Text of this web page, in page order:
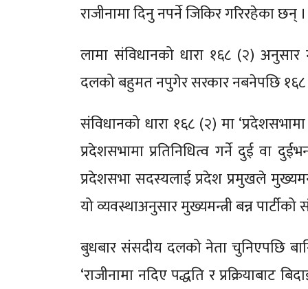
राजीनामा दिनु नपर्ने जिकिर गरिरहेका छन् ।
लामा संविधानको धारा १६८ (२)
दलको बहुमत नपुगेर सरकार नबनेपछि १६८
संविधानको धारा १६८ (२) मा
प्रदेशसभामा प्रतिनिधित्व गर्ने दुई वा
प्रदेशसभा सदस्यलाई प्रदेश प्रमुखले
यो व्यवस्थाअनुसार मुख्यमन्त्री बन्न
बुधबार संसदीय दलको नेता चुनिएपछि
‘राजीनामा नदिए पद्धति र प्रक्रियाबाट